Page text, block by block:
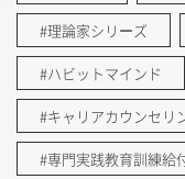
#理論家シリーズ
#ハビットマインド
#キャリアカウンセリ
#専門実践教育訓練給